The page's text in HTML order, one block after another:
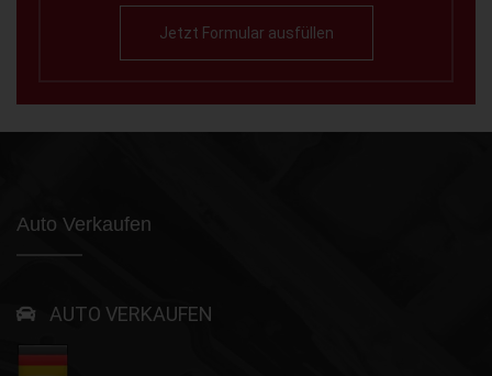
Jetzt Formular ausfüllen
Auto Verkaufen
AUTO VERKAUFEN